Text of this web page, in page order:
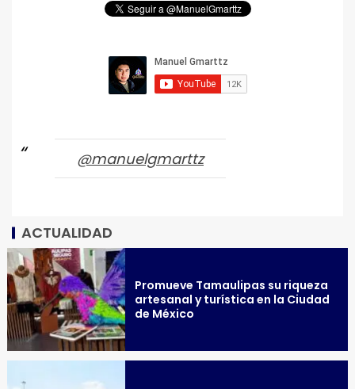
@manuelgmarttz
ACTUALIDAD
Promueve Tamaulipas su riqueza
artesanal y turística en la Ciudad
de México